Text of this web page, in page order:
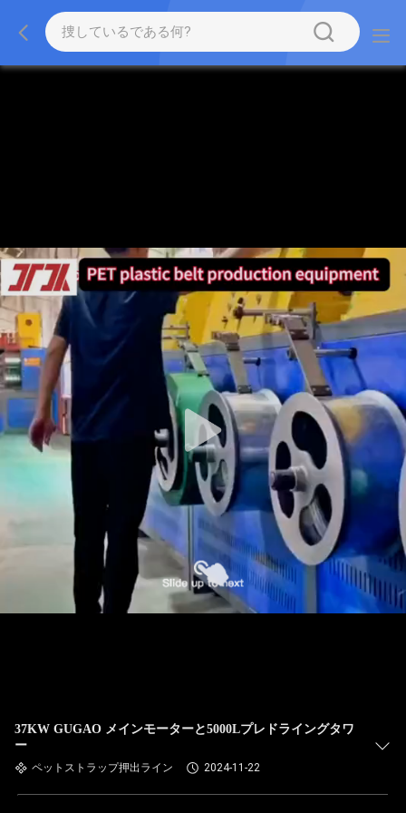
37KW GUGAO メインモーターと5000Lプレドライングタワ
ー
ペットストラップ押出ライン 2024-11-22